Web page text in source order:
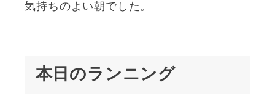
気持ちのよい朝でした。
本日のランニング